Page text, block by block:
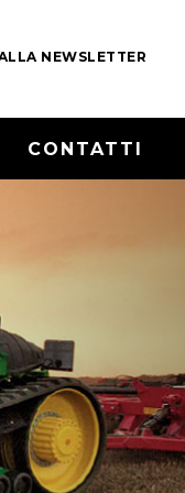
NEWSLETTER
CONTATTI